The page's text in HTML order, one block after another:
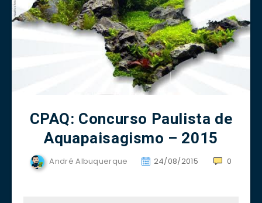
CPAQ: Concurso Paulista de
Aquapaisagismo – 2015
André Albuquerque 24/08/2015 0